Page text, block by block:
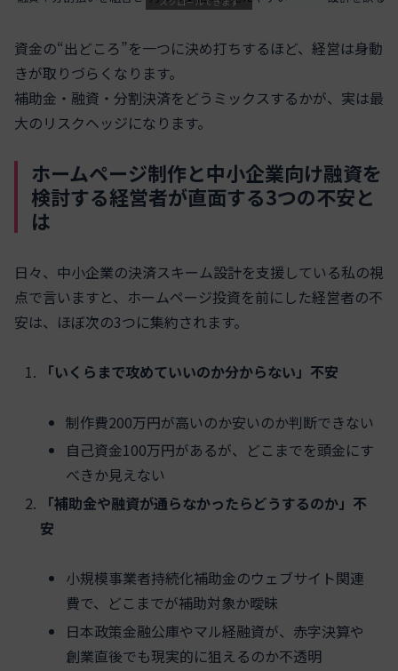
資金の“出どころ”を一つに決め打ちするほど、経営は身動
きが取りづらくなります。
補助金・融資・分割決済をどうミックスするかが、実は最
大のリスクヘッジになります。
ホームページ制作と中小企業向け融資を
検討する経営者が直面する3つの不安と
は
日々、中小企業の決済スキーム設計を支援している私の視
点で言いますと、ホームページ投資を前にした経営者の不
安は、ほぼ次の3つに集約されます。
「いくらまで攻めていいのか分からない」不安
制作費200万円が高いのか安いのか判断できない
自己資金100万円があるが、どこまでを頭金にす
べきか見えない
「補助金や融資が通らなかったらどうするのか」不
安
小規模事業者持続化補助金のウェブサイト関連
費で、どこまでが補助対象か曖昧
日本政策金融公庫やマル経融資が、赤字決算や
創業直後でも現実的に狙えるのか不透明